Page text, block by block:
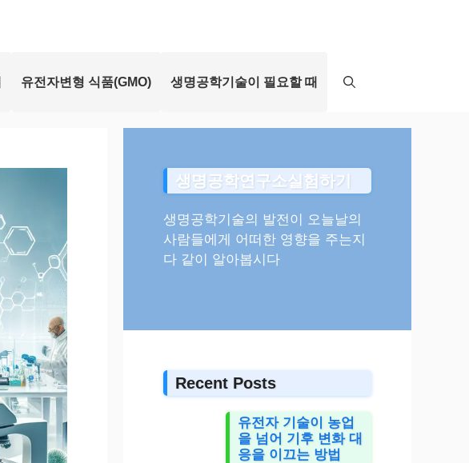
유전자변형 식품(GMO) 생명공학기술이 필요할 때
생명공학연구소실험하기
생명공학기술의 발전이 오늘날의
사람들에게 어떠한 영향을 주는지
다 같이 알아봅시다
Recent Posts
유전자 기술이 농업
을 넘어 기후 변화 대
응을 이끄는 방법